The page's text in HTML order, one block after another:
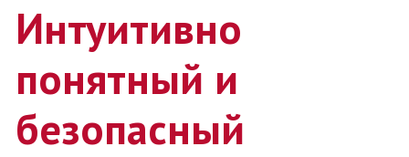
Интуитивно
понятный и
безопасный